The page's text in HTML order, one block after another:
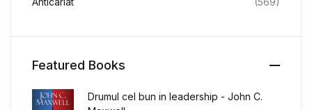
Featured Books
Drumul cel bun in leadership - John C.